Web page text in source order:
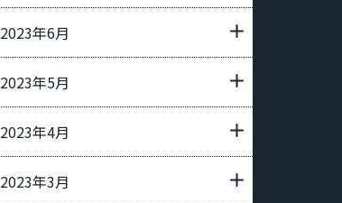
2023年6月
2023年5月
2023年4月
2023年3月